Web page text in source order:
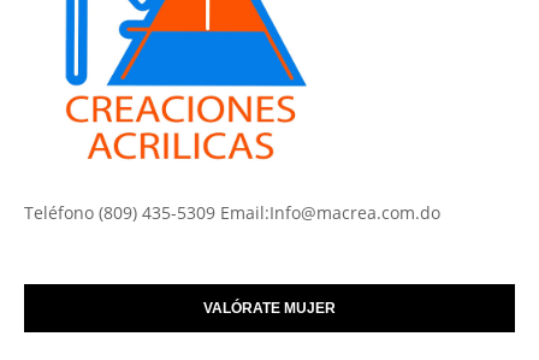
Teléfono (809) 435-5309 Email:Info@macrea.com.do
VALÓRATE MUJER